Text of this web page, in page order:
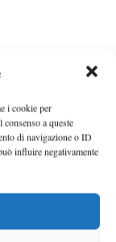
i cookie per
a queste
di navigazione o ID
influire negativamente